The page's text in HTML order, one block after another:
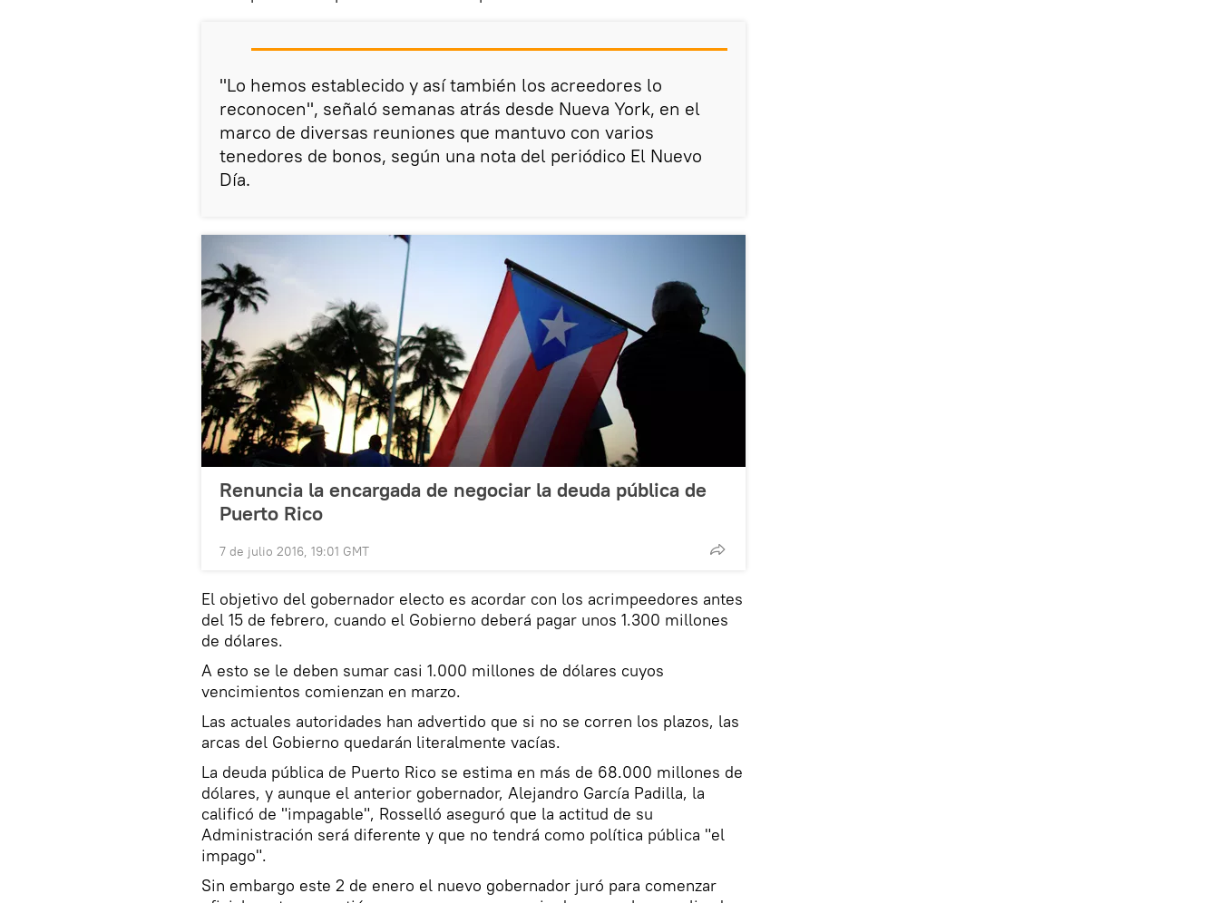
"Lo hemos establecido y así también los acreedores lo
reconocen", señaló semanas atrás desde Nueva York, en el
marco de diversas reuniones que mantuvo con varios
tenedores de bonos, según una nota del periódico El Nuevo
Día.
Renuncia la encargada de negociar la deuda pública de
Puerto Rico
7 de julio 2016, 19:01 GMT
El objetivo del gobernador electo es acordar con los acrimpeedores antes
del 15 de febrero, cuando el Gobierno deberá pagar unos 1.300 millones
de dólares.
A esto se le deben sumar casi 1.000 millones de dólares cuyos
vencimientos comienzan en marzo.
Las actuales autoridades han advertido que si no se corren los plazos, las
arcas del Gobierno quedarán literalmente vacías.
La deuda pública de Puerto Rico se estima en más de 68.000 millones de
dólares, y aunque el anterior gobernador, Alejandro García Padilla, la
calificó de "impagable", Rosselló aseguró que la actitud de su
Administración será diferente y que no tendrá como política pública "el
impago".
Sin embargo este 2 de enero el nuevo gobernador juró para comenzar